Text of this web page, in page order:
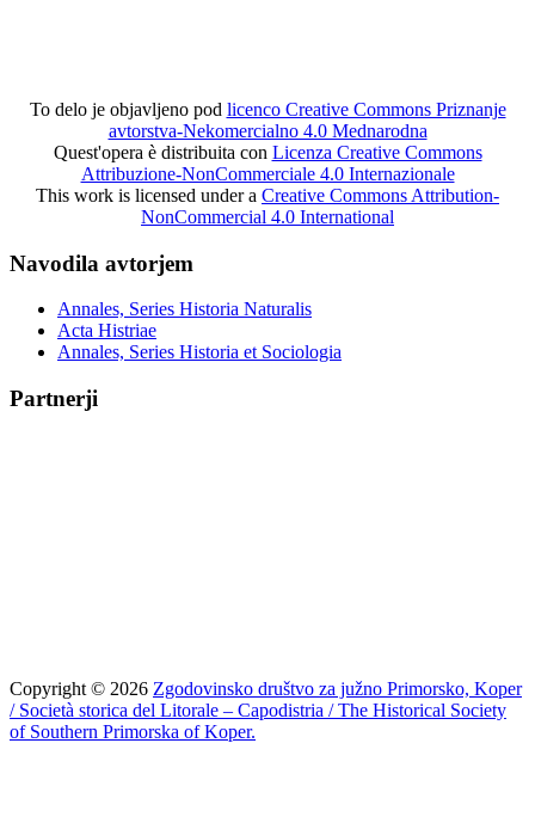
To delo je objavljeno pod licenco Creative Commons Priznanje
avtorstva-Nekomercialno 4.0 Mednarodna
Quest'opera è distribuita con Licenza Creative Commons
Attribuzione-NonCommerciale 4.0 Internazionale
This work is licensed under a Creative Commons Attribution-
NonCommercial 4.0 International
Navodila avtorjem
Annales, Series Historia Naturalis
Acta Histriae
Annales, Series Historia et Sociologia
Partnerji
Copyright © 2026 Zgodovinsko društvo za južno Primorsko, Koper
/ Società storica del Litorale – Capodistria / The Historical Society
of Southern Primorska of Koper.